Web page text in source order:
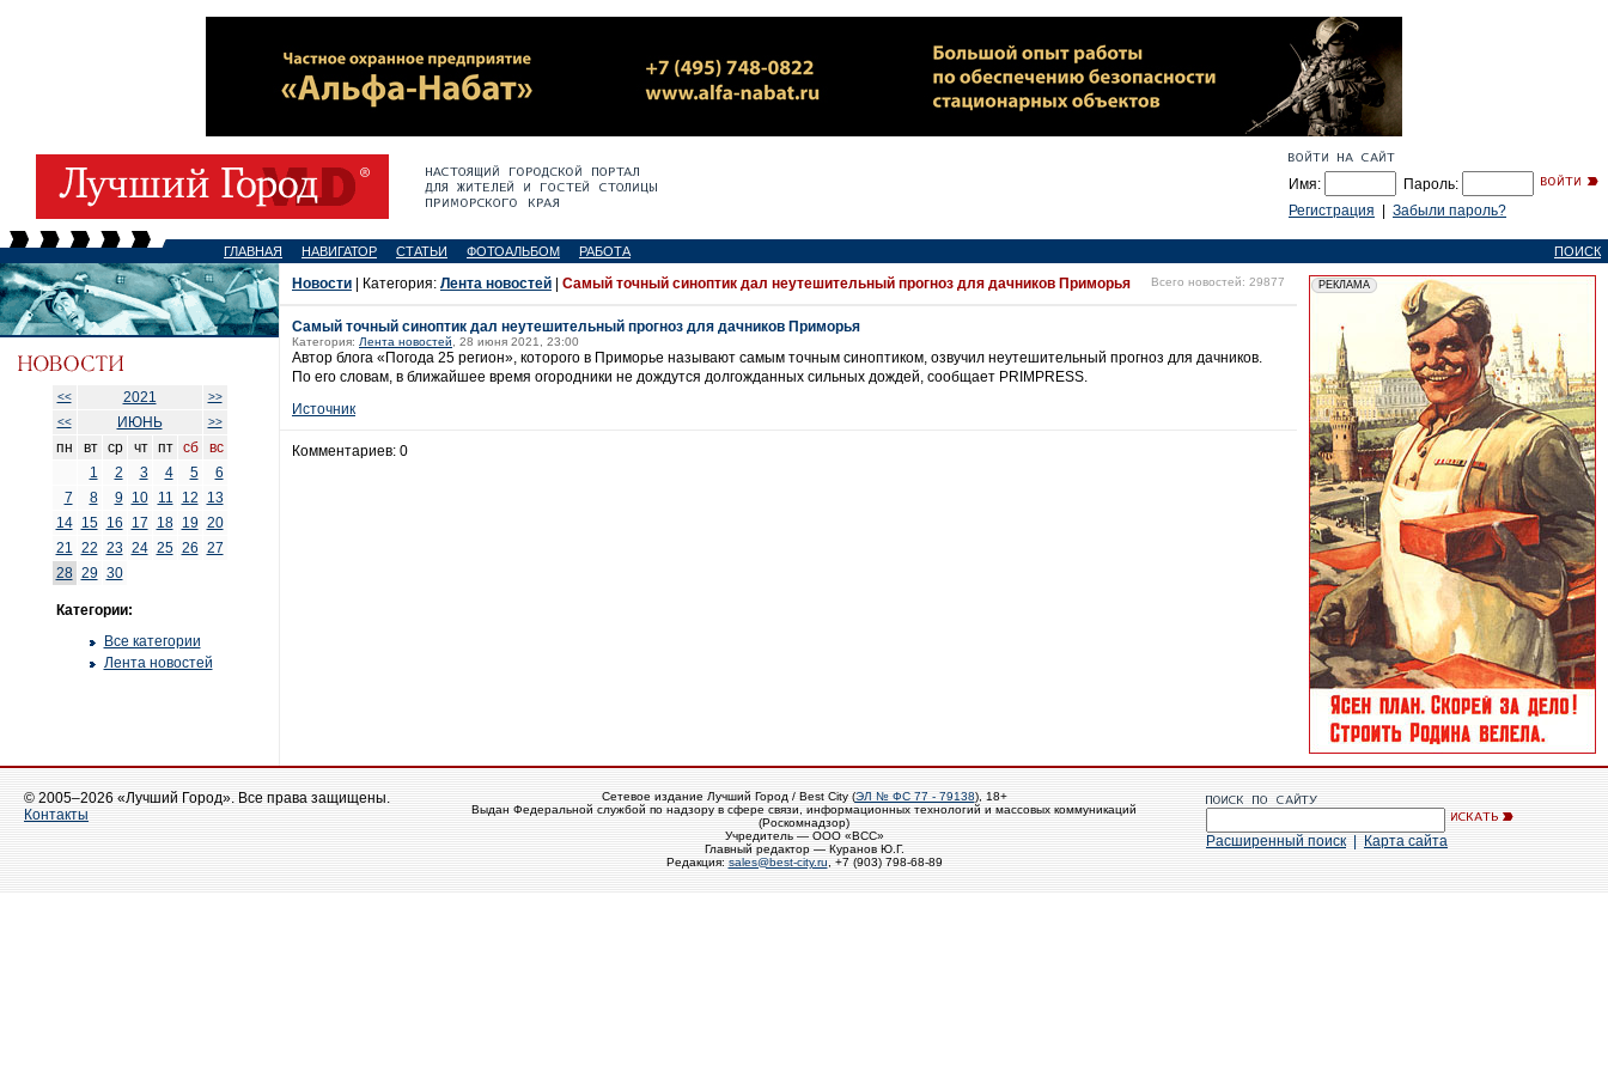
Имя:
Пароль:
Регистрация
Забыли пароль?
ГЛАВНАЯ НАВИГАТОР СТАТЬИ ФОТОАЛЬБОМ РАБОТА ПОИСК
<< 2021
>>
<<
ИЮНЬ >>
пн вт ср чт пт сб
вс
1
2 3 4 5
6
7
8 9 10 11 12
13
14
15 16 17 18 19 20
21 22 23 24 25 26 27
28 29 30
Категории:
Все категории
Лента новостей
Новости | Категория: Лента новостей Самый точный синоптик дал неутешительный прогноз для дачников Приморья Всего новостей: 29877
Самый точный синоптик дал неутешительный прогноз для дачников Приморья
Категория: Лента новостей , 28 июня 2021, 23:00
Автор блога «Погода 25 регион», которого в Приморье называют самым точным синоптиком, озвучил неутешительный прогноз для дачников.
По его словам, в ближайшее время огородники не дождутся долгожданных сильных дождей, сообщает PRIMPRESS.
Источник
Комментариев: 0
© 2005–2026 «Лучший Город». Все права защищены.
Контакты
Сетевое издание Лучший Город / Best City (ЭЛ № ФС 77 - 79138), 18+
Выдан Федеральной службой по надзору в сфере связи, информационных технологий и массовых коммуникаций
(Роскомнадзор)
Учредитель — ООО «ВСС»
Главный редактор — Куранов Ю.Г.
Редакция: sales@best-city.ru , +7 (903) 798-68-89
Расширенный поиск Карта сайта